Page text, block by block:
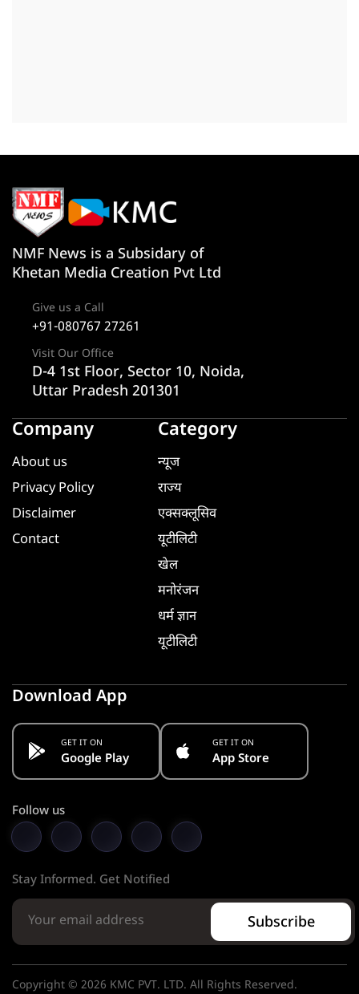
NMF News is a Subsidary of
Khetan Media Creation Pvt Ltd
Give us a Call
+91-080767 27261
Visit Our Office
D-4 1st Floor, Sector 10, Noida,
Uttar Pradesh 201301
Company
About us
Privacy Policy
Disclaimer
Contact
Category
न्यूज
राज्य
एक्सक्लूसिव
यूटीलिटी
खेल
मनोरंजन
धर्म ज्ञान
यूटीलिटी
Download App
GET IT ON
Google Play
GET IT ON
App Store
Follow us
Stay Informed. Get Notified
Subscribe
Copyright © 2026 KMC PVT. LTD. All Rights Reserved.